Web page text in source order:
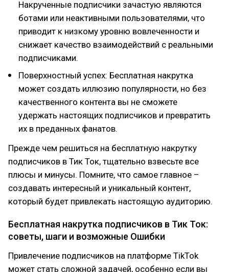
Накрученные подписчики зачастую являются
ботами или неактивными пользователями, что
приводит к низкому уровню вовлеченности и
снижает качество взаимодействий с реальными
подписчиками.
Поверхностный успех: Бесплатная накрутка
может создать иллюзию популярности, но без
качественного контента вы не сможете
удержать настоящих подписчиков и превратить
их в преданных фанатов.
Прежде чем решиться на бесплатную накрутку
подписчиков в Тик Ток, тщательно взвесьте все
плюсы и минусы. Помните, что самое главное –
создавать интересный и уникальный контент,
который будет привлекать настоящую аудиторию.
Бесплатная накрутка подписчиков в Тик Ток:
советы, шаги и возможные Ошибки
Привлечение подписчиков на платформе TikTok
может стать сложной задачей, особенно если вы